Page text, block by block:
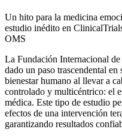
Un hito para la medicina
estudio inédito en
OMS
La Fundación Internacional
dado un paso trascendental
bienestar humano al llevar a
controlado y multicéntrico: el
médica. Este tipo de estudio
efectos de una intervención
garantizando resultados